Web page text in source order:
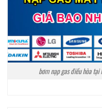
bơm nạp gas điều hòa tại